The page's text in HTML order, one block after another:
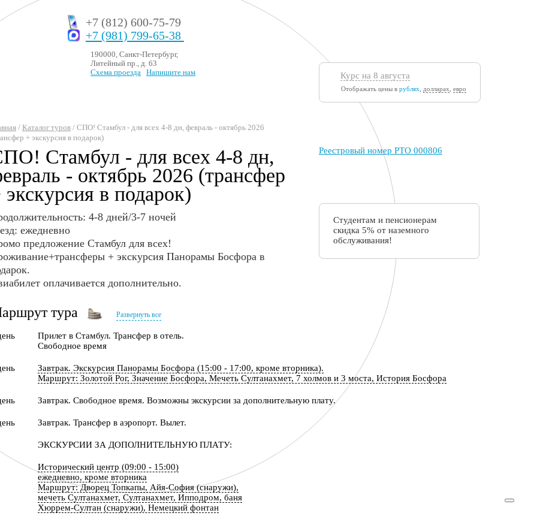
+7 (812) 600-75-79
+7 (981) 799-65-38
190000, Санкт-Петербург,
Литейный пр., д. 63
Схема проезда
Напишите нам Курс на 8 августа
Отображать цены в рублях долларах евро
Реестровый номер РТО 000806
/ Каталог туров/ СПО! Стамбул - для всех 4-8 дн, февраль - октябрь 2026
+ экскурсия в подарок)
Стамбул - для всех 4-8 дн,
- октябрь 2026 (трансфер
экскурсия в подарок)
4-8 дней/3-7 ночей
ежедневно
предложение Стамбул для всех!
+ экскурсия Панорамы Босфора в
оплачивается дополнительно.
Студентам и пенсионерам
скидка 5% от наземного
обслуживания!
тура Развернуть все
Прилет в Стамбул. Трансфер в отель.
Свободное время
Завтрак. Экскурсия Панорамы Босфора (15:00 - 17:00, кроме вторника).
Маршрут: Золотой Рог, Значение Босфора, Мечеть Султанахмет, 7 холмов и 3 моста, История Босфора
Завтрак. Свободное время. Возможны экскурсии за дополнительную плату.
Завтрак. Трансфер в аэропорт. Вылет.
ЭКСКУРСИИ ЗА ДОПОЛНИТЕЛЬНУЮ ПЛАТУ:
Исторический центр (09:00 - 15:00)
ежедневно, кроме вторника
Маршрут: Дворец Топкапы, Айя-София (снаружи),
мечеть Султанахмет, Султанахмет, Ипподром, баня
Хюррем-Султан (снаружи), Немецкий фонтан